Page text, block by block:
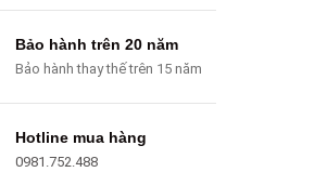
Bảo hành trên 20 năm
Bảo hành thay thế trên 15 năm
Hotline mua hàng
0981.752.488